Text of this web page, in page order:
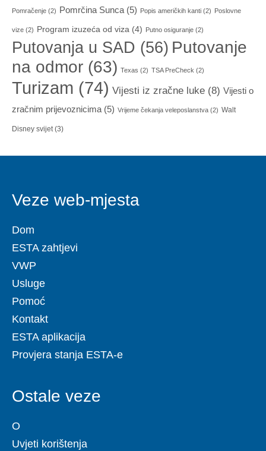
Pomračenje (2) Pomrčina Sunca(5) Popis američkih kanti (2) Poslovne
vize (2) Program izuzeća od viza (4) Putno osiguranje (2)
Putovanja u SAD (56) Putovanje
na odmor (63) Texas (2) TSA PreCheck (2)
Turizam (74) Vijesti iz zračne luke (8) Vijesti o
zračnim prijevoznicima(5) Vrijeme čekanja veleposlanstva (2) Walt
Disney svijet(3)
Veze web-mjesta
Dom
ESTA zahtjevi
VWP
Usluge
Pomoć
Kontakt
ESTA aplikacija
Provjera stanja ESTA-e
Ostale veze
O
Uvjeti korištenja